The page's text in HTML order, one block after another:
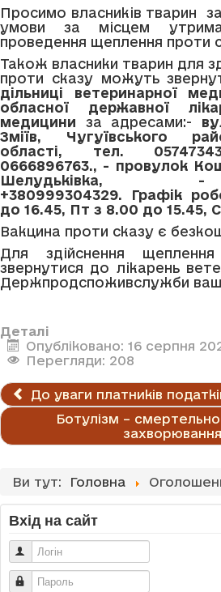
Просимо власників тварин
умови за місцем
проведення щеплення проти
Також власники тварин для
проти сказу можуть
дільниці ветеринарної
обласної державної
медицини за адресами:-
Зміїв, Чугуївського
області, тел.
0666896763., - провулок
Шелудьківка,
-
+380999304329.
Графік
до 16.45, Пт з 8.00 до 15.45,
Вакцина проти сказу є
Для здійснення
звернутися до лікарень
Держпродспоживслужби
Деталі
Опубліковано: 16 серпня
Перегляди: 208
До уваги платників
Ботулізм –
захворювання
Ви тут: Головна
Вхід на сайт
Логін
Пароль